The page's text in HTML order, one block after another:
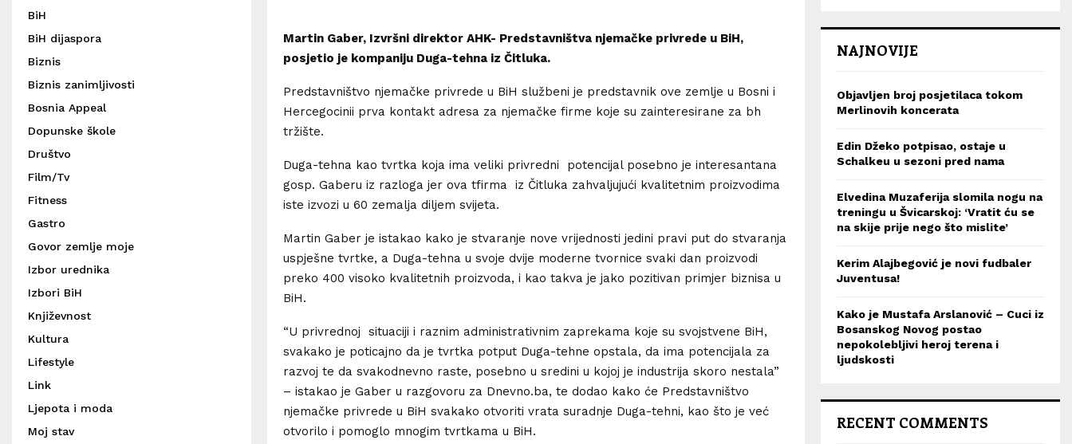
Martin Gaber, Izvršni direktor AHK- Predstavništva njemačke privrede u BiH,
posjetio je kompaniju Duga-tehna iz Čitluka.
Predstavništvo njemačke privrede u BiH službeni je predstavnik ove zemlje u Bosni i
Hercegocinii prva kontakt adresa za njemačke firme koje su zainteresirane za bh
tržište.
Duga-tehna kao tvrtka koja ima veliki privredni potencijal posebno je interesantana
gosp. Gaberu iz razloga jer ova tfirma iz Čitluka zahvaljujući kvalitetnim proizvodima
iste izvozi u 60 zemalja diljem svijeta.
Martin Gaber je istakao kako je stvaranje nove vrijednosti jedini pravi put do stvaranja
uspješne tvrtke, a Duga-tehna u svoje dvije moderne tvornice svaki dan proizvodi
preko 400 visoko kvalitetnih proizvoda, i kao takva je jako pozitivan primjer biznisa u
BiH.
“U privrednoj situaciji i raznim administrativnim zaprekama koje su svojstvene BiH,
svakako je poticajno da je tvrtka potput Duga-tehne opstala, da ima potencijala za
razvoj te da svakodnevno raste, posebno u sredini u kojoj je industrija skoro nestala”
– istakao je Gaber u razgovoru za Dnevno.ba, te dodao kako će Predstavništvo
njemačke privrede u BiH svakako otvoriti vrata suradnje Duga-tehni, kao što je već
otvorilo i pomoglo mnogim tvrtkama u BiH.
BiH
BiH dijaspora
Biznis
Biznis zanimljivosti
Bosnia Appeal
Dopunske škole
Društvo
Film/Tv
Fitness
Gastro
Govor zemlje moje
Izbor urednika
Izbori BiH
Književnost
Kultura
Lifestyle
Link
Ljepota i moda
Moj stav
NAJNOVIJE
Objavljen broj posjetilaca tokom
Merlinovih koncerata
Edin Džeko potpisao, ostaje u
Schalkeu u sezoni pred nama
Elvedina Muzaferija slomila nogu na
treningu u Švicarskoj: ‘Vratit ću se
na skije prije nego što mislite’
Kerim Alajbegović je novi fudbaler
Juventusa!
Kako je Mustafa Arslanović – Cuci iz
Bosanskog Novog postao
nepokolebljivi heroj terena i
ljudskosti
RECENT COMMENTS